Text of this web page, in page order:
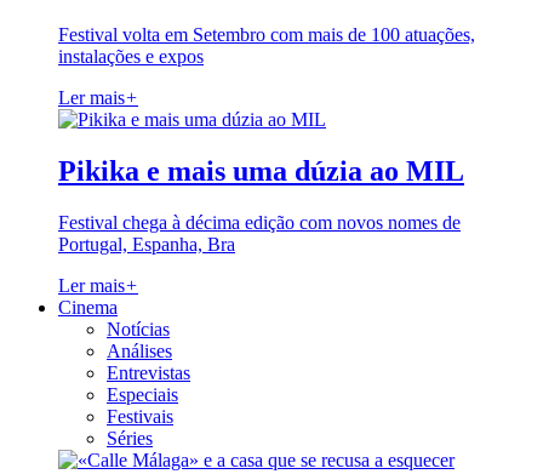
Festival volta em Setembro com mais de 100 atuações,
instalações e expos
Ler mais+
Pikika e mais uma dúzia ao MIL
Festival chega à décima edição com novos nomes de
Portugal, Espanha, Bra
Ler mais+
Cinema
Notícias
Análises
Entrevistas
Especiais
Festivais
Séries